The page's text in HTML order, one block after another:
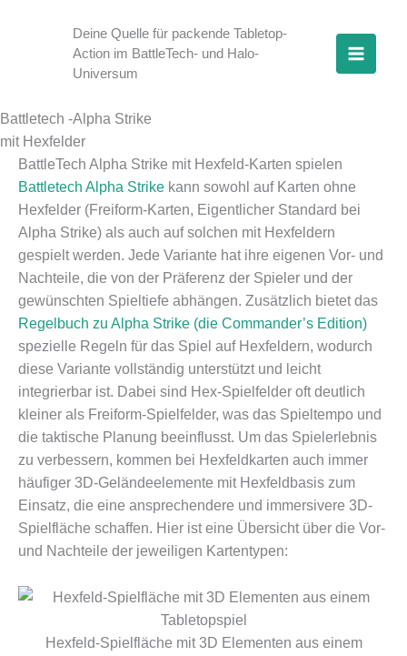
Deine Quelle für packende Tabletop-
Action im BattleTech- und Halo-
Universum
Battletech -Alpha Strike
mit Hexfelder
BattleTech Alpha Strike mit Hexfeld-Karten spielen
Battletech Alpha Strike kann sowohl auf Karten ohne
Hexfelder (Freiform-Karten, Eigentlicher Standard bei
Alpha Strike) als auch auf solchen mit Hexfeldern
gespielt werden. Jede Variante hat ihre eigenen Vor- und
Nachteile, die von der Präferenz der Spieler und der
gewünschten Spieltiefe abhängen. Zusätzlich bietet das
Regelbuch zu Alpha Strike (die Commander’s Edition)
spezielle Regeln für das Spiel auf Hexfeldern, wodurch
diese Variante vollständig unterstützt und leicht
integrierbar ist. Dabei sind Hex-Spielfelder oft deutlich
kleiner als Freiform-Spielfelder, was das Spieltempo und
die taktische Planung beeinflusst. Um das Spielerlebnis
zu verbessern, kommen bei Hexfeldkarten auch immer
häufiger 3D-Geländeelemente mit Hexfeldbasis zum
Einsatz, die eine ansprechendere und immersivere 3D-
Spielfläche schaffen. Hier ist eine Übersicht über die Vor-
und Nachteile der jeweiligen Kartentypen:
Hexfeld-Spielfläche mit 3D Elementen aus einem